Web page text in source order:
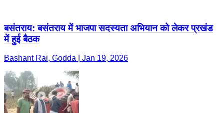
बसंतराय: बसंतराय में भाजपा सदस्यता अभियान को लेकर प्रखंड
में हुई बैठक
Bashant Rai, Godda | Jan 19, 2026